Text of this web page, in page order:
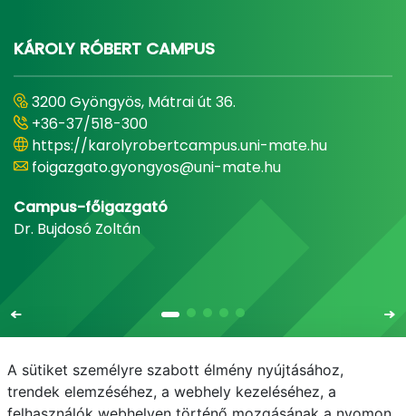
KÁROLY RÓBERT CAMPUS
3200 Gyöngyös, Mátrai út 36.
+36-37/518-300
https://karolyrobertcampus.uni-mate.hu
foigazgato.gyongyos@uni-mate.hu
Campus-főigazgató
Dr. Bujdosó Zoltán
A sütiket személyre szabott élmény nyújtásához,
trendek elemzéséhez, a webhely kezeléséhez, a